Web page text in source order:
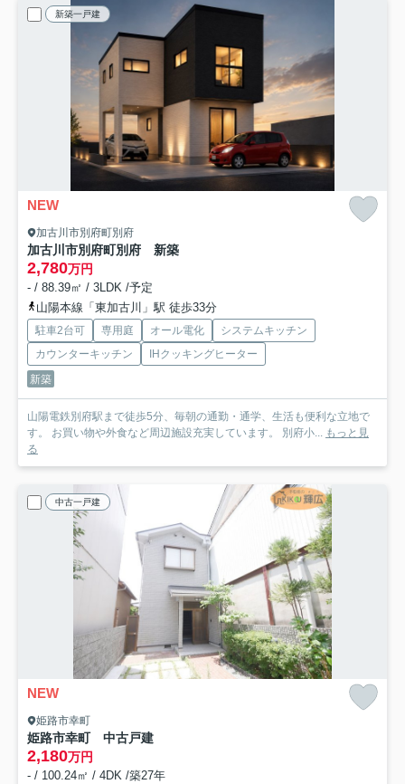
新築一戸建
NEW
加古川市別府町別府
加古川市別府町別府 新築
2,780万円
- / 88.39㎡ / 3LDK /予定
山陽本線「東加古川」駅 徒歩33分
駐車2台可 専用庭 オール電化
システムキッチン
カウンターキッチン
IHクッキングヒーター
新築
山陽電鉄別府駅まで徒歩5分、毎朝の通勤・通学、生活も便利な立地で
す。 お買い物や外食など周辺施設充実しています。 別府小...
もっと見
る
中古一戸建
NEW
姫路市幸町
姫路市幸町 中古戸建
2,180万円
- / 100.24㎡ / 4DK /築27年